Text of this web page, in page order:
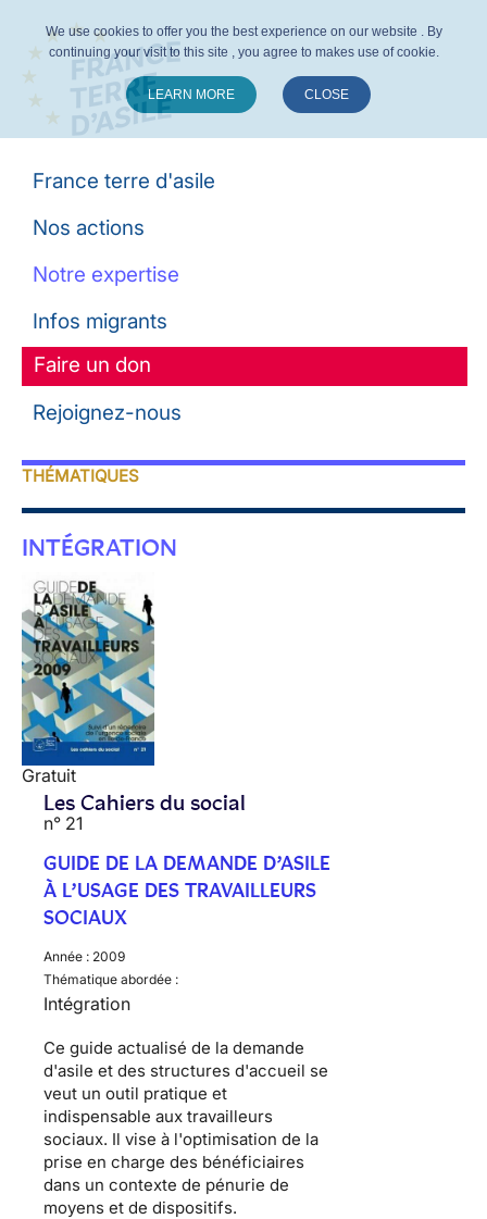
France terre d'asile
Nos actions
Notre expertise
Infos migrants
Faire un don
Rejoignez-nous
THÉMATIQUES
INTÉGRATION
Gratuit
Les Cahiers du social
n° 21
GUIDE DE LA DEMANDE D’ASILE
À L’USAGE DES TRAVAILLEURS
SOCIAUX
Année : 2009
Thématique abordée :
Intégration
Ce guide actualisé de la demande
d'asile et des structures d'accueil se
veut un outil pratique et
indispensable aux travailleurs
sociaux. Il vise à l'optimisation de la
prise en charge des bénéficiaires
dans un contexte de pénurie de
moyens et de dispositifs.
We use cookies to offer you the best experience on our website . By
continuing your visit to this site , you agree to makes use of cookie.
LEARN MORE CLOSE